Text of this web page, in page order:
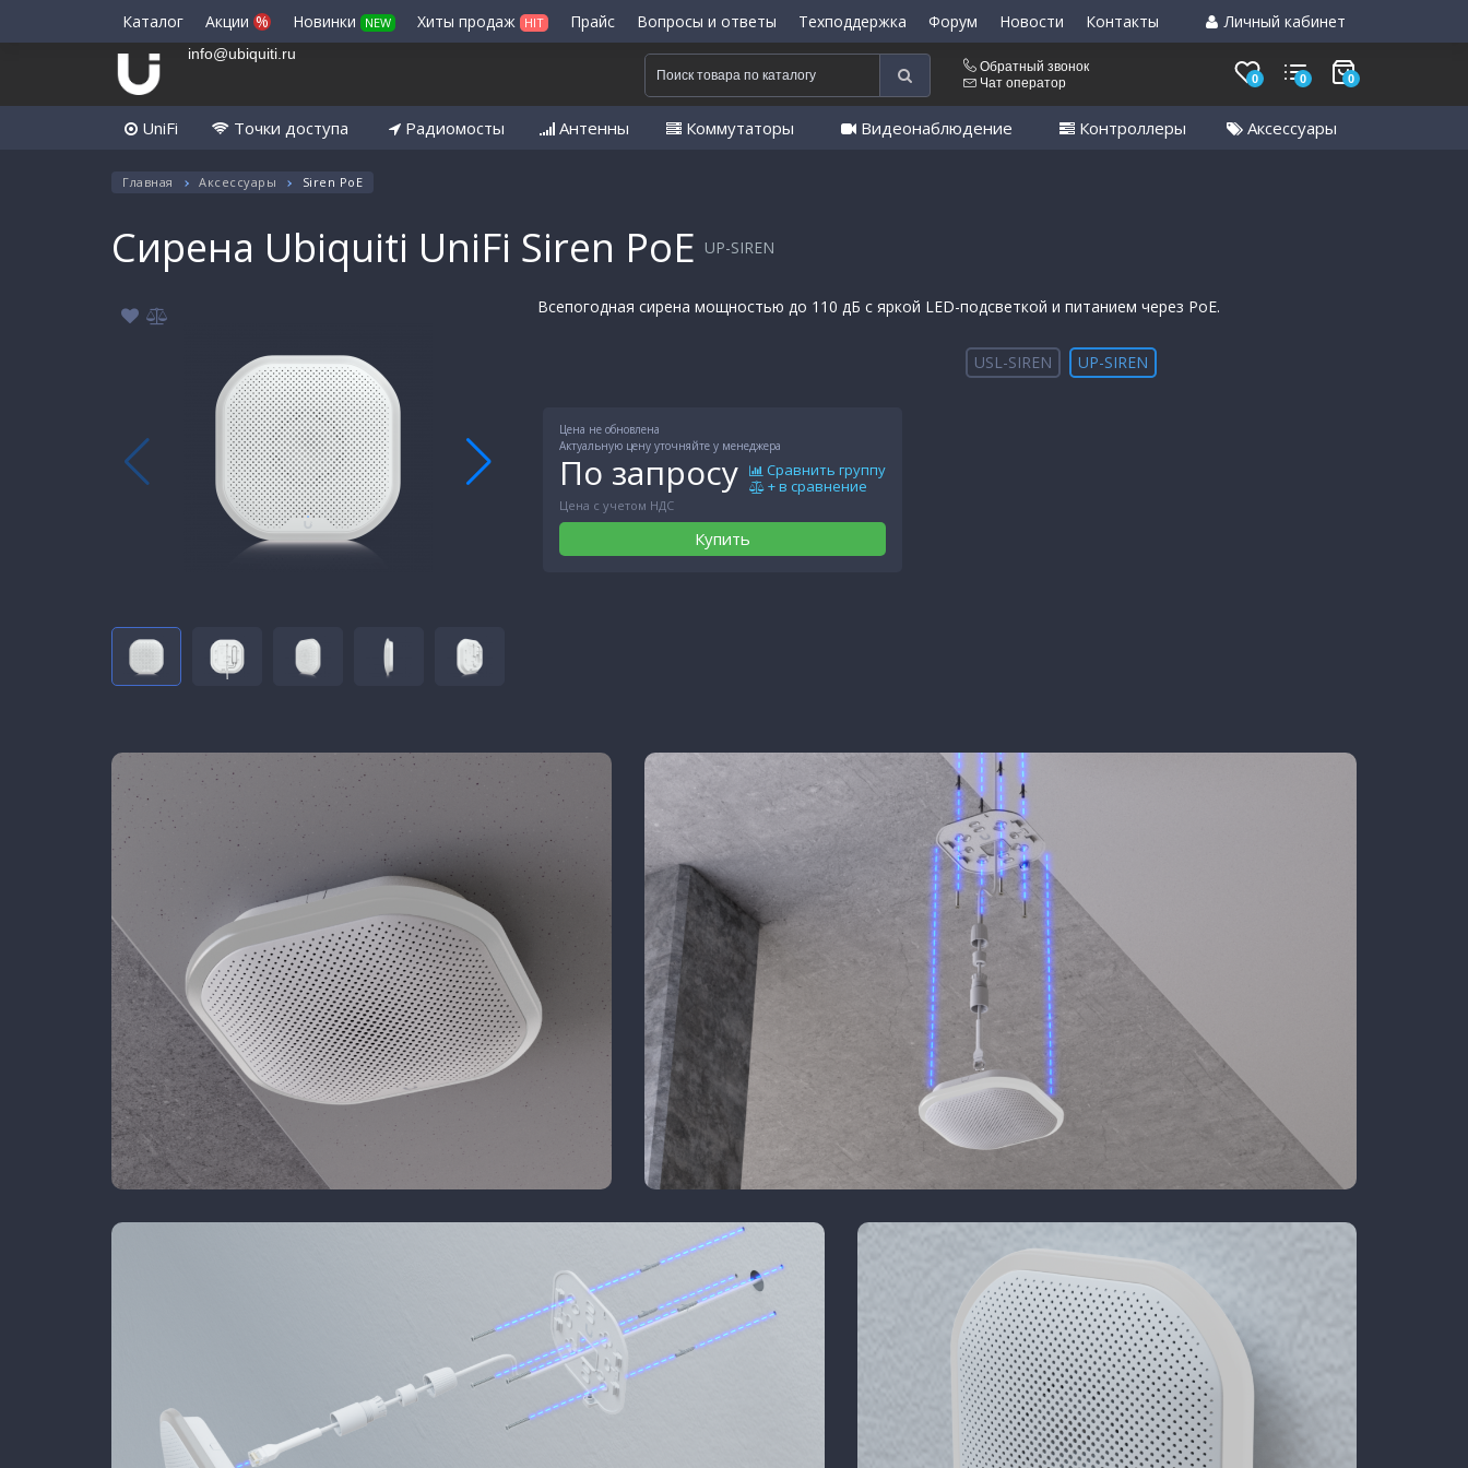
Каталог Акции % Новинки NEW Хиты продаж HIT Прайс Вопросы и ответы Техподдержка Форум Новости Контакты Личный кабинет
info@ubiquiti.ru
Обратный звонок
Чат оператор
0 0 0
UniFi Точки доступа Радиомосты Антенны Коммутаторы Видеонаблюдение Контроллеры Аксессуары
Главная Аксессуары Siren PoE
Сирена Ubiquiti UniFi Siren PoE UP-SIREN
Всепогодная сирена мощностью до 110 дБ с яркой LED-подсветкой и питанием через PoE.
USL-SIREN UP-SIREN
Цена не обновлена
Актуальную цену уточняйте у менеджера
По запросу
Цена с учетом НДС
Сравнить группу
+ в сравнение
Купить